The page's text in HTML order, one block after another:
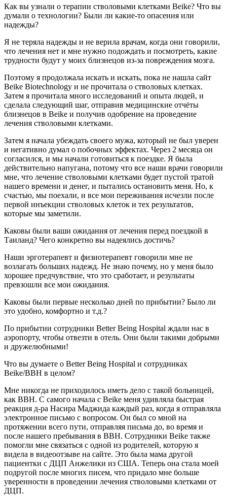
Как вы узнали о терапии стволовыми клетками Beike? Что вы
думали о технологии? Были ли какие-то опасения или
надежды?
Я не теряла надежды и не верила врачам, когда они говорили,
что лечения нет и мне нужно подождать и посмотреть, какие
трудности будут у моих близнецов из-за повреждения мозга.
Поэтому я продолжала искать и искать, пока не нашла сайт
Beike Biotechnology и не прочитала о стволовых клетках.
Затем я прочитала много исследований и опыта людей, и
сделала следующий шаг, отправив медицинские отчёты
близнецов в Beike и получив одобрение на проведение
лечения стволовыми клетками.
Затем я начала убеждать своего мужа, который не был уверен
и негативно думал о побочных эффектах. Через 2 месяца он
согласился, и мы начали готовиться к поездке. Я была
действительно напугана, потому что все наши врачи говорили
мне, что лечение стволовыми клетками будет пустой тратой
нашего времени и денег, и пытались остановить меня. Но, к
счастью, мы поехали, и все мои переживания исчезли после
первой инъекции стволовых клеток и тех результатов,
которые мы заметили.
Каковы были ваши ожидания от лечения перед поездкой в
Таиланд? Чего конкретно вы надеялись достичь?
Наши эрготерапевт и физиотерапевт говорили мне не
возлагать больших надежд. Не знаю почему, но у меня было
хорошее предчувствие, что это сработает, и результаты
превзошли все мои ожидания.
Каковы были первые несколько дней по прибытии? Было ли
это удобно, комфортно и т.д.?
По прибытии сотрудники Better Being Hospital ждали нас в
аэропорту, чтобы отвезти в отель. Они были такими добрыми
и дружелюбными!
Что вы думаете о Better Being Hospital и сотрудниках
Beike/BBH в целом?
Мне никогда не приходилось иметь дело с такой больницей,
как BBH. С самого начала с Beike меня удивляла быстрая
реакция д-ра Насира Маджида каждый раз, когда я отправляла
электронное письмо с вопросом. Он был со мной на
протяжении всего пути, отправляя письма до, во время и
после нашего пребывания в BBH. Сотрудники Beike также
помогли мне связаться с одной из родителей, которую я
видела в видеоотзыве на сайте. Это была мама другой
пациентки с ДЦП Анжелики из США. Теперь она стала моей
подругой после многих писем, что придало мне больше
уверенности в проведении лечения стволовыми клетками от
ДЦП.